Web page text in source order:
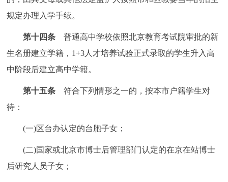
规定办理入学手续。
第十四条 普通高中学校依照北京教育考试院审批的新
生名册建立学籍，1+3人才培养试验正式录取的学生升入高
中阶段后建立高中学籍。
第十五条 符合下列情形之一的，按本市户籍学生对
待：
(一)区台办认定的台胞子女；
(二)国家或北京市博士后管理部门认定的在京在站博士
后研究人员子女；